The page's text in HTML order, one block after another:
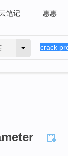
云笔记 惠惠